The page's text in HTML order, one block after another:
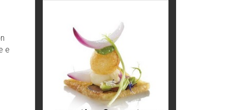
e
di Mirta B. Bono
Mio nonno, salvato dai russi
Storie...di storia
Macchine di guerra
Editoriale